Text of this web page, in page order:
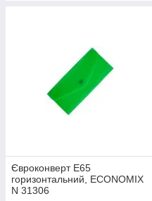
Євроконверт Е65
горизонтальний, ECONOMIX
N 31306